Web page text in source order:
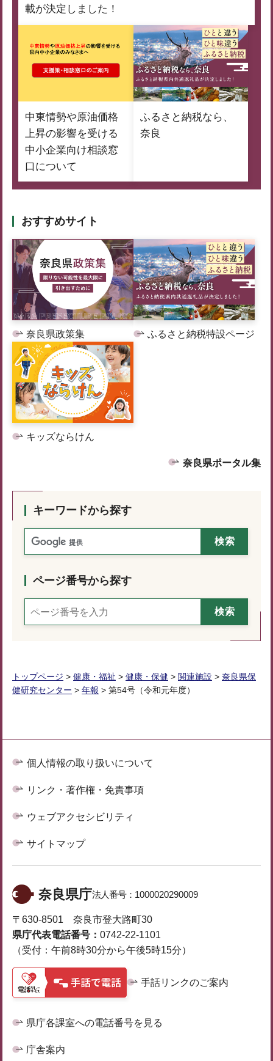
載が決定しました！
中東情勢や原油価格
上昇の影響を受ける
中小企業向け相談窓
口について
ふるさと納税なら、
奈良
おすすめサイト
奈良県政策集 ふるさと納税特設ページ
キッズならけん
奈良県ポータル集
キーワードから探す
ページ番号から探す
トップページ > 健康・福祉 > 健康・保健 > 関連施設 > 奈良県保
健研究センター > 年報 > 第54号（令和元年度）
個人情報の取り扱いについて
リンク・著作権・免責事項
ウェブアクセシビリティ
サイトマップ
奈良県庁法人番号： 1000020290009
〒630-8501 奈良市登大路町30
県庁代表電話番号： 0742-22-1101
（受付：午前8時30分から午後5時15分）
手話リンクのご案内
県庁各課室への電話番号を見る
庁舎案内